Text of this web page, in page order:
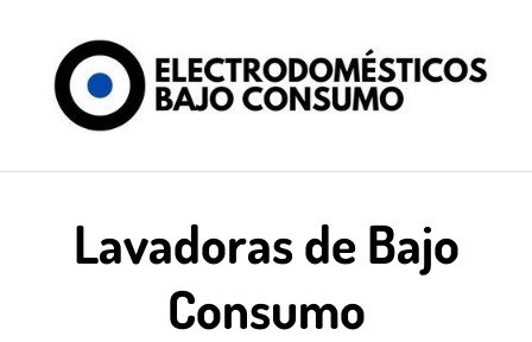
contenido
Lavadoras de Bajo
Consumo